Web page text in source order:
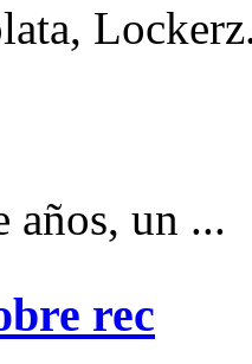
años, un ...
rec